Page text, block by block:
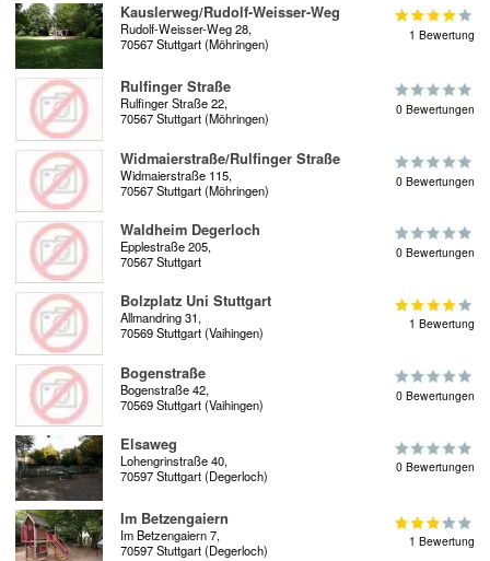
Kauslerweg/Rudolf-Weisser-Weg
Rudolf-Weisser-Weg 28,
70567 Stuttgart (Möhringen)
1 Bewertung
Rulfinger Straße
Rulfinger Straße 22,
70567 Stuttgart (Möhringen)
0 Bewertungen
Widmaierstraße/Rulfinger Straße
Widmaierstraße 115,
70567 Stuttgart (Möhringen)
0 Bewertungen
Waldheim Degerloch
Epplestraße 205,
70567 Stuttgart
0 Bewertungen
Bolzplatz Uni Stuttgart
Allmandring 31,
70569 Stuttgart (Vaihingen)
1 Bewertung
Bogenstraße
Bogenstraße 42,
70569 Stuttgart (Vaihingen)
0 Bewertungen
Elsaweg
Lohengrinstraße 40,
70597 Stuttgart (Degerloch)
0 Bewertungen
Im Betzengaiern
Im Betzengaiern 7,
70597 Stuttgart (Degerloch)
1 Bewertung